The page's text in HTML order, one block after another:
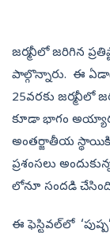
జర్మనీలో జరిగిన
పాల్గొన్నారు. ​ ఈ
25వరకు జర్మనీలో
కూడా భాగం
అంతర్జాతీయ స్థాయికి
ప్రశంసలు
లోనూ సందడి
ఈ ఫెస్టివల్‌లో